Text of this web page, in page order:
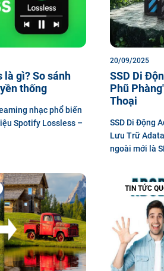
gì? So sánh
thống
nhạc phổ biến
Spotify Lossless –
20/09/2025
SSD Di
Phũ
Thoại
SSD Di Động
Lưu Trữ
ngoài mới là
TIN TỨC